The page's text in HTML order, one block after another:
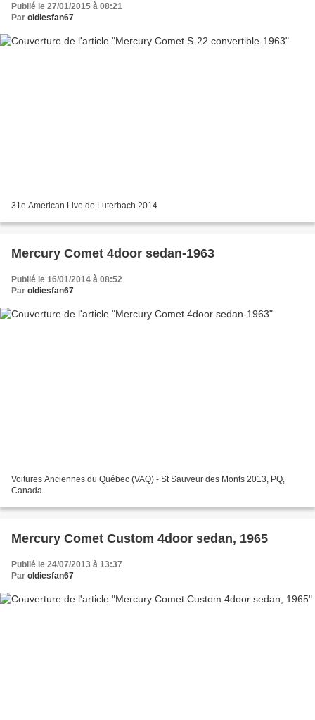
Publié le 27/01/2015 à 08:21
Par oldiesfan67
31e American Live de Luterbach 2014
Mercury Comet 4door sedan-1963
Publié le 16/01/2014 à 08:52
Par oldiesfan67
Voitures Anciennes du Québec (VAQ) - St Sauveur des Monts 2013, PQ,
Canada
Mercury Comet Custom 4door sedan, 1965
Publié le 24/07/2013 à 13:37
Par oldiesfan67